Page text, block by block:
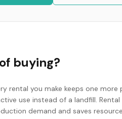
buying?
rental you make keeps one more
use instead of a landfill. Rental
demand and saves